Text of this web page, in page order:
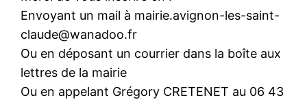
Envoyant un mail à mairie.avignon-les-saint-
claude@wanadoo.fr
Ou en déposant un courrier dans la boîte aux
lettres de la mairie
Ou en appelant Grégory CRETENET au 06 43